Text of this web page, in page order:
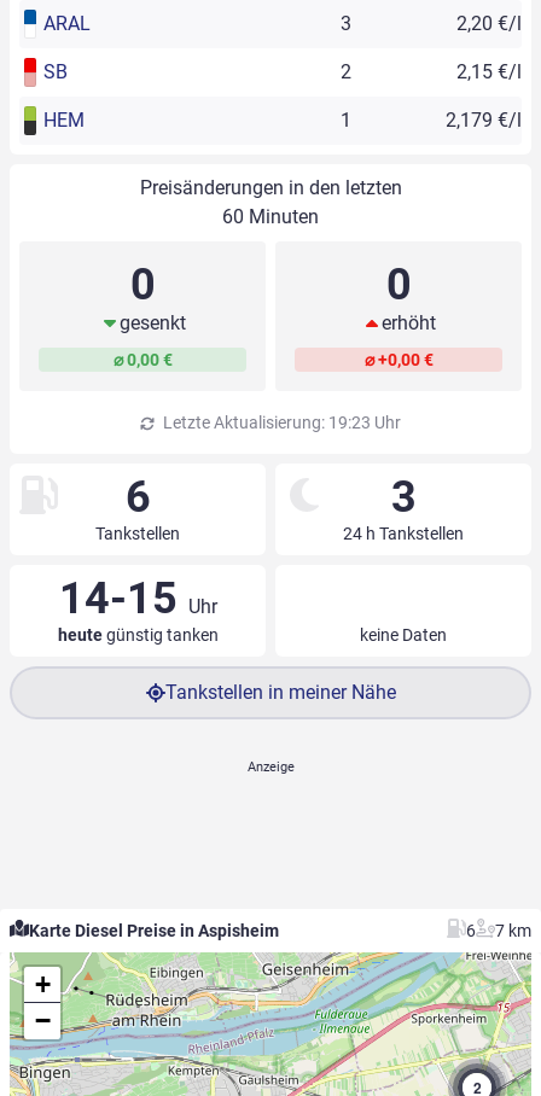
ARAL 3 2,20 €/l
SB 2 2,15 €/l
HEM 1 2,179 €/l
Preisänderungen in den letzten
60 Minuten
0
gesenkt
⌀ 0,00 €
0
erhöht
⌀ +0,00 €
Letzte Aktualisierung: 19:23 Uhr
6
Tankstellen
3
24 h Tankstellen
14-15 Uhr
heutegünstig tanken keine Daten
Tankstellen in meiner Nähe
Karte Diesel Preise in Aspisheim 6 7 km
2
+
−